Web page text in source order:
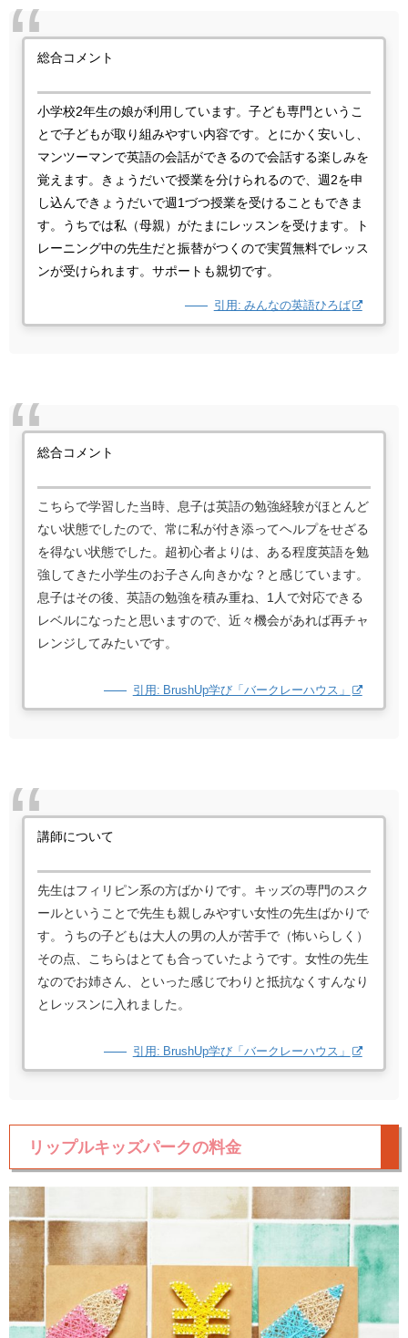
総合コメント
小学校2年生の娘が利用しています。子ども専門というこ
とで子どもが取り組みやすい内容です。とにかく安いし、
マンツーマンで英語の会話ができるので会話する楽しみを
覚えます。きょうだいで授業を分けられるので、週2を申
し込んできょうだいで週1づつ授業を受けることもできま
す。うちでは私（母親）がたまにレッスンを受けます。ト
レーニング中の先生だと振替がつくので実質無料でレッス
ンが受けられます。サポートも親切です。
引用: みんなの英語ひろば
総合コメント
こちらで学習した当時、息子は英語の勉強経験がほとんど
ない状態でしたので、常に私が付き添ってヘルプをせざる
を得ない状態でした。超初心者よりは、ある程度英語を勉
強してきた小学生のお子さん向きかな？と感じています。
息子はその後、英語の勉強を積み重ね、1人で対応できる
レベルになったと思いますので、近々機会があれば再チャ
レンジしてみたいです。
引用: BrushUp学び「バークレーハウス」
講師について
先生はフィリピン系の方ばかりです。キッズの専門のスク
ールということで先生も親しみやすい女性の先生ばかりで
す。うちの子どもは大人の男の人が苦手で（怖いらしく）
その点、こちらはとても合っていたようです。女性の先生
なのでお姉さん、といった感じでわりと抵抗なくすんなり
とレッスンに入れました。
引用: BrushUp学び「バークレーハウス」
リップルキッズパークの料金